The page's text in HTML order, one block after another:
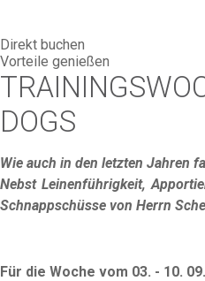
Direkt buchen
Vorteile genießen
DOGS
Wie auch in den letzten Jahren
Nebst Leinenführigkeit,
Schnappschüsse von Herrn
Für die Woche vom 03. - 10.